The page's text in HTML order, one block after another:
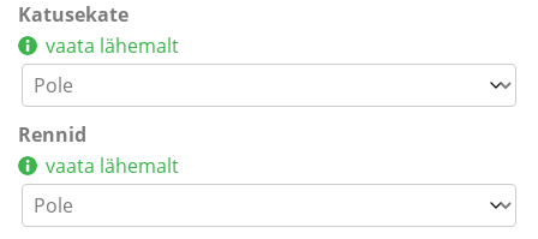
Katusekate
vaata lähemalt
Rennid
vaata lähemalt